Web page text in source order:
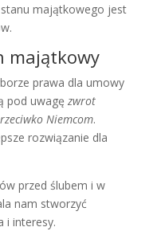
majątkowego jest
majątkowy
prawa dla umowy
pod uwagę zwrot
Niemcom.
rozwiązanie dla
przed ślubem i w
nam stworzyć
i interesy.